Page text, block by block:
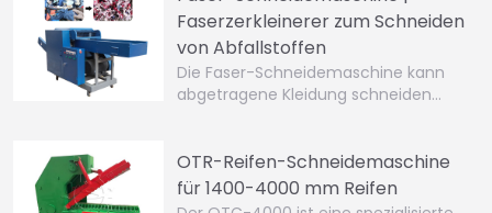
Faserzerkleinerer zum Schneiden
von Abfallstoffen
Die Faser-Schneidemaschine kann
abgetragene Kleidung schneiden…
OTR-Reifen-Schneidemaschine
für 1400-4000 mm Reifen